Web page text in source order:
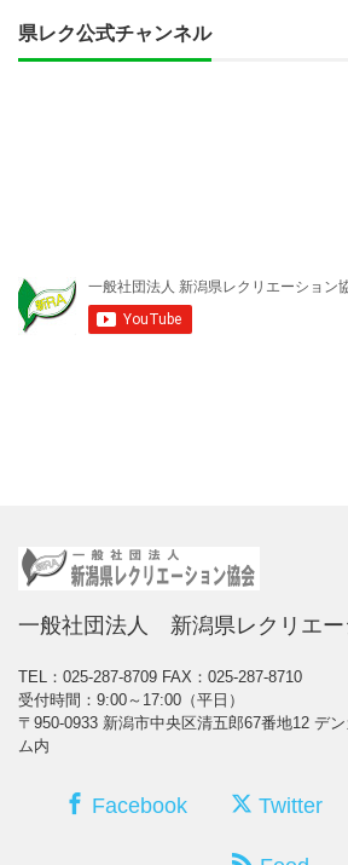
県レク公式チャンネル
一般社団法人 新潟県レクリエー
TEL：025-287-8709 FAX：025-287-8710
受付時間：9:00～17:00（平日）
〒950-0933 新潟市中央区清五郎67番地12 デ
ム内
Facebook Twitter